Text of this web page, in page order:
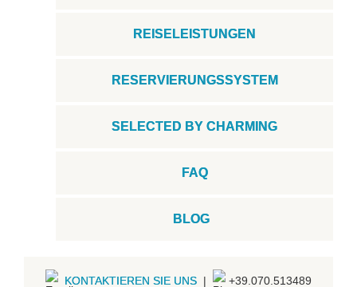
REISELEISTUNGEN
RESERVIERUNGSSYSTEM
SELECTED BY CHARMING
FAQ
BLOG
KONTAKTIEREN SIE UNS | +39.070.513489